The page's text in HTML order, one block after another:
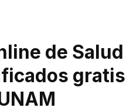
de Salud
gratis